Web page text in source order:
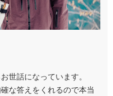
世話になっています。
な答えをくれるので本当